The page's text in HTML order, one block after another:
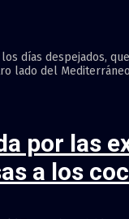
días despejados,
lado del
por las
a los